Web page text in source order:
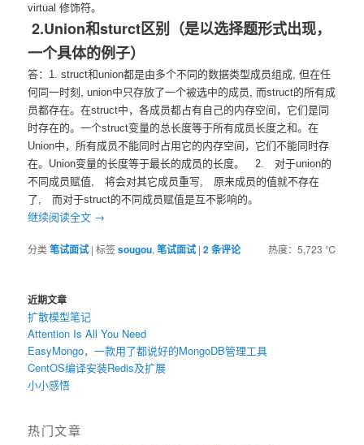
virtual 修饰符。
2.Union和sturct区别（是以选择题形式出现，
一个具体的例子）
答：
1. struct和union都是由多个不同的数据类型成员组成, 但在任
何同一时刻, union中只存放了一个被选中的成员, 而struct的所有成
员都存在。在struct中，各成员都占有自己的内存空间，它们是同
时存在的。一个struct变量的总长度等于所有成员长度之和。在
Union中，所有成员不能同时占用它的内存空间，它们不能同时存
在。Union变量的长度等于最长的成员的长度。 2. 对于union的
不同成员赋值, 将会对其它成员重写, 原来成员的值就不存在
了, 而对于struct的不同成员赋值是互不影响的。
继续阅读全文 →
分类笔试面试 |标签sougou,笔试面试 |2条评论 热度：5,723 ℃
近期文章
扩散模型笔记
Attention Is All You Need
EasyMongo，一款用了都说好的MongoDB管理工具
CentOS编译安装Redis及扩展
小小感悟
热门文章